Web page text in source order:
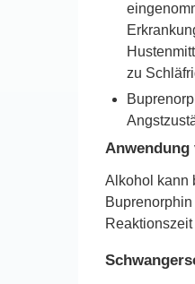
zu
Anwendung
Alkohol kann